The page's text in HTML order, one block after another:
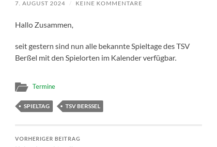
7. AUGUST 2024 / KEINE KOMMENTARE
Hallo Zusammen,
seit gestern sind nun alle bekannte Spieltage des TSV
Berßel mit den Spielorten im Kalender verfügbar.
Termine
SPIELTAG TSV BERSSEL
VORHERIGER BEITRAG